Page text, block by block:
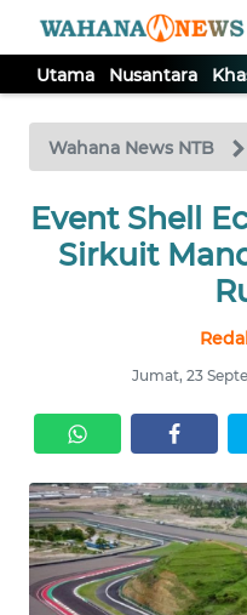
Utama Nusantara
Wahana News NTB
Event Shell
Sirkuit
Jumat, 23
TV
Tutup
UTAMA
SERBA-
SERBI
MANDALIKA
OPINI